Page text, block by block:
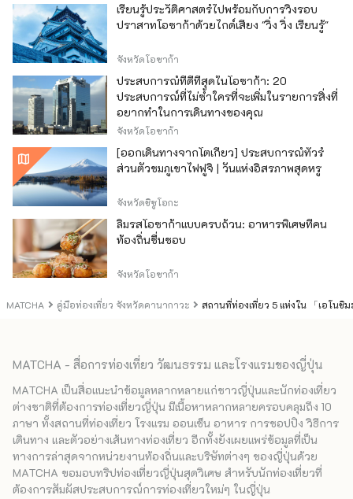
MATCHA คู่มือท่องเที่ยว จังหวัดคานากาวะ สถานที่ท่องเที่ยว 5 แห่งใน 「เอโนชิ
เรียนรู้ประวัติศาสตร์ไปพร้อมกับการวิ่งรอบ
ปราสาทโอซาก้าด้วยไกด์เสียง "วิ่ง วิ่ง เรียนรู้"
จังหวัดโอซาก้า
ประสบการณ์ที่ดีที่สุดในโอซาก้า: 20
ประสบการณ์ที่ไม่ซ้ำใครที่จะเพิ่มในรายการสิ่งที่
อยากทำในการเดินทางของคุณ
จังหวัดโอซาก้า
[ออกเดินทางจากโตเกียว] ประสบการณ์ทัวร์
ส่วนตัวชมภูเขาไฟฟูจิ | วันแห่งอิสรภาพสุดหรู
จังหวัดชิซูโอกะ
ลิ้มรสโอซาก้าแบบครบถ้วน: อาหารพิเศษที่คน
ท้องถิ่นชื่นชอบ
จังหวัดโอซาก้า
MATCHA - สื่อการท่องเที่ยว วัฒนธรรม และโรงแรมของญี่ปุ่น
MATCHA เป็นสื่อแนะนำข้อมูลหลากหลายแก่ชาวญี่ปุ่นและนักท่องเที่ยว
ต่างชาติที่ต้องการท่องเที่ยวญี่ปุ่น มีเนื้อหาหลากหลายครอบคลุมถึง 10
ภาษา ทั้งสถานที่ท่องเที่ยว โรงแรม ออนเซ็น อาหาร การชอปปิง วิธีการ
เดินทาง และตัวอย่างเส้นทางท่องเที่ยว อีกทั้งยังเผยแพร่ข้อมูลที่เป็น
ทางการล่าสุดจากหน่วยงานท้องถิ่นและบริษัทต่างๆ ของญี่ปุ่นด้วย
MATCHA ขอมอบทริปท่องเที่ยวญี่ปุ่นสุดวิเศษ สำหรับนักท่องเที่ยวที่
ต้องการสัมผัสประสบการณ์การท่องเที่ยวใหม่ๆ ในญี่ปุ่น